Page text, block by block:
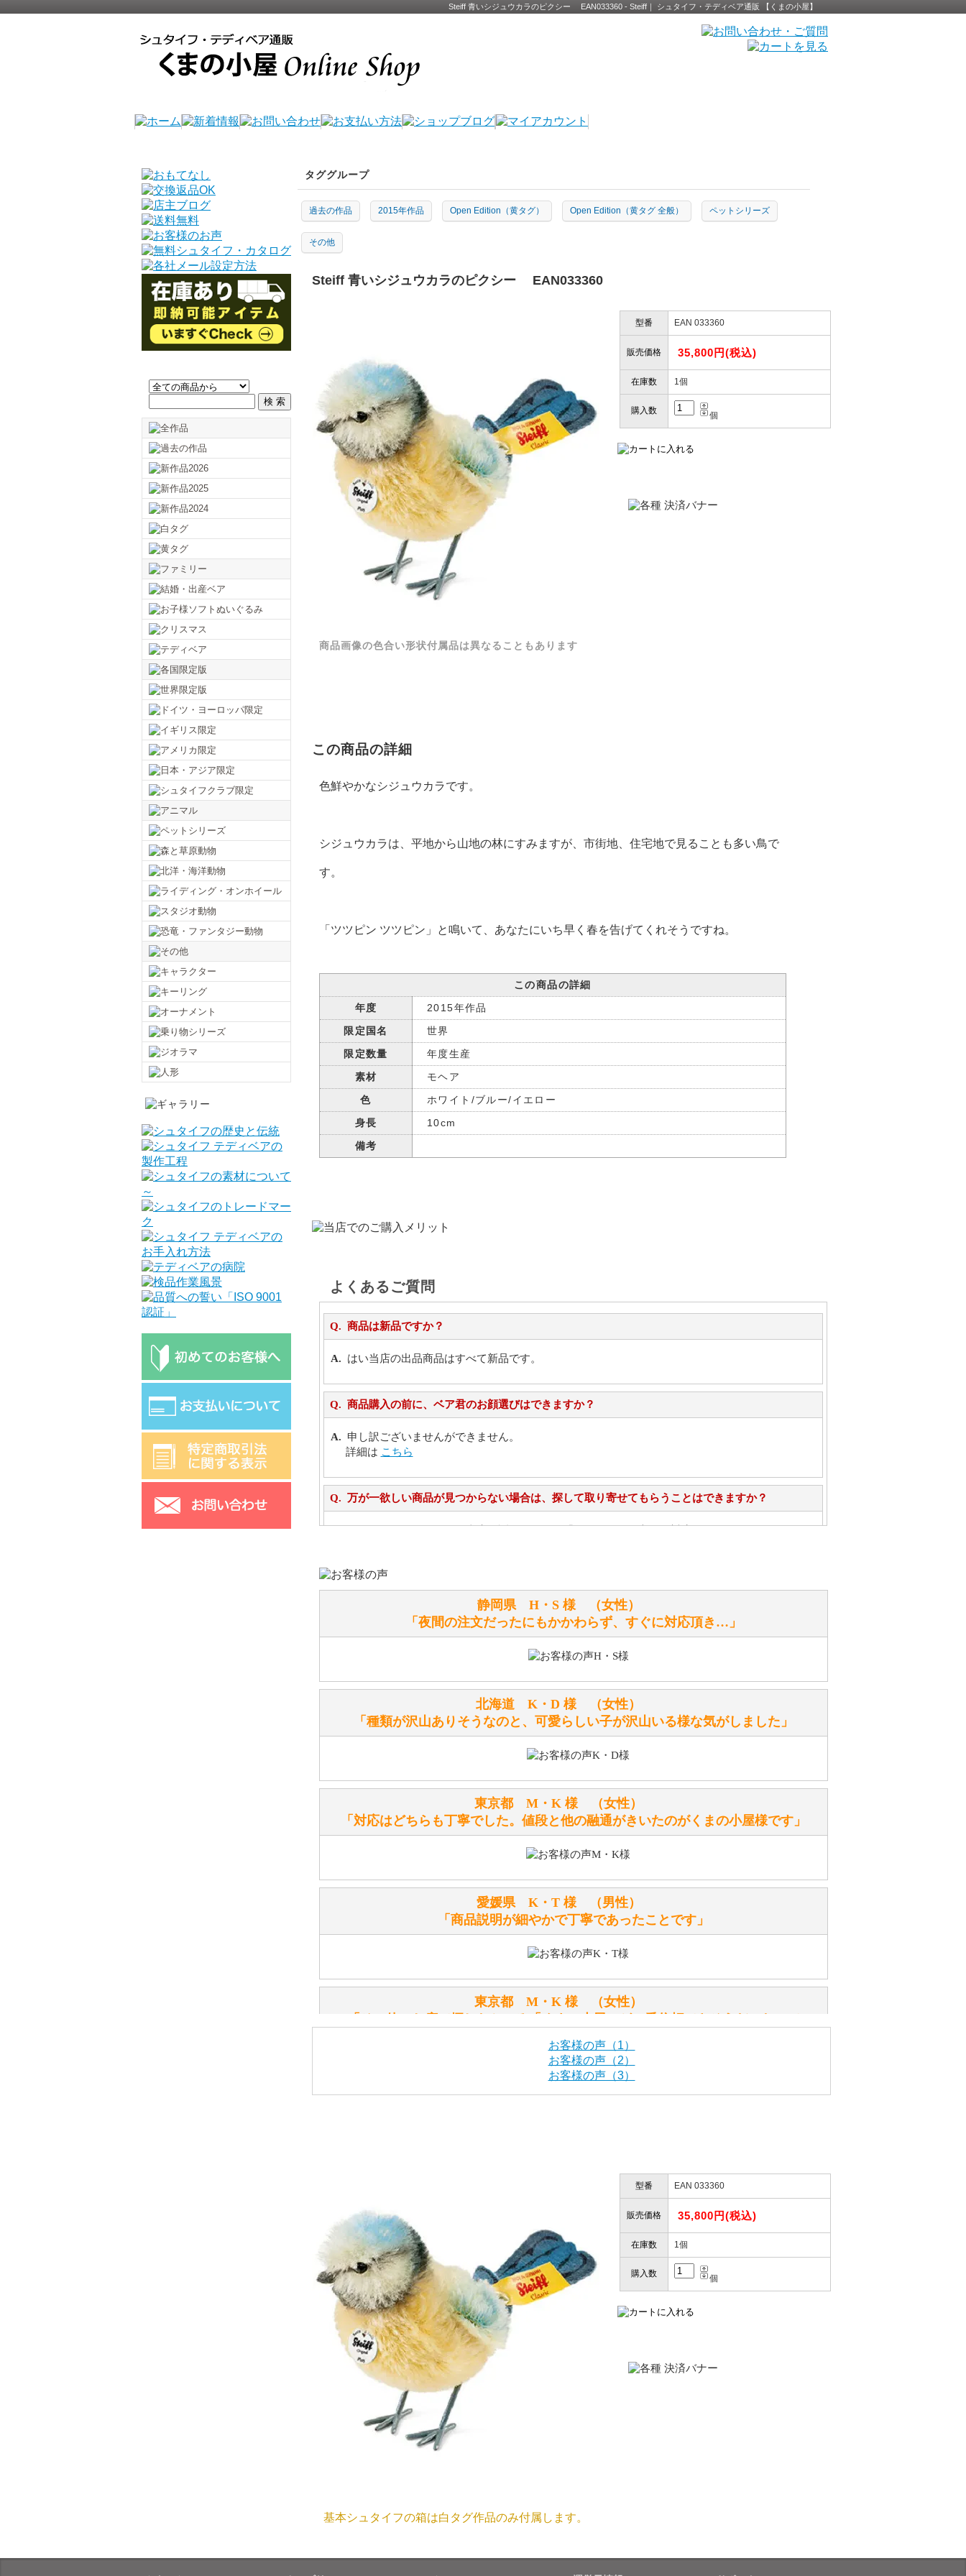
Steiff 青いシジュウカラのピクシー EAN033360 - Steiff｜ シュタイフ・テディベア通販 【くまの小屋】
タググループ
過去の作品 2015年作品 Open Edition（黄タグ） Open Edition（黄タグ 全般） ペットシリーズ
その他
Steiff 青いシジュウカラのピクシー EAN033360
商品画像の色合い形状付属品は異なることもあります
型番 EAN 033360
販売価格 35,800円(税込)
在庫数 1個
購入数 個
この商品の詳細
色鮮やかなシジュウカラです。
シジュウカラは、平地から山地の林にすみますが、市街地、住宅地で見ることも多い鳥で
す。
「ツツピン ツツピン」と鳴いて、あなたにいち早く春を告げてくれそうですね。
この商品の詳細
年度
2015年作品
限定国名
世界
限定数量
年度生産
素材
モヘア
色
ホワイト/ブルー/イエロー
身長
10cm
備考
よくあるご質問
商品は新品ですか？
はい当店の出品商品はすべて新品です。
商品購入の前に、ベア君のお顔選びはできますか？
申し訳ございませんができません。
詳細は こちら
万が一欲しい商品が見つからない場合は、探して取り寄せてもらうことはできますか？
シュタイフのぬいぐるみは洗濯できますか？ ぬいぐるみのお手入れ方法を教えてください。
洗濯できるのとできないのがあります。
こちらをご覧ください。
シリアルNO付きやクラブ限定などいろいろと意味があります。
詳しくはこちらをご覧ください。
テディベアを横にすると音が鳴ります、なぜでしょうか？
シュタイフのテディベアには、鳴くタイプのテディベアがいます。
お腹の中にグロウラーという部品を内臓しています。
体をねかせたりおこしたりすると「グーグー」と鳴くタイプを『グロウラー』といいます。
テディベアのお腹を押すと「キュッキュッ」と音が鳴ります、なぜでしょうか？
シュタイフのテディベアには、おなかを押すと「キュッキュッ」と音が鳴る『スクエーカー』が
シュタイフ社製品の実物を見ることはできますか？
当店はネット販売ですので実物をお見せすることができません。
商品は全て当店へ入荷させたのち欠品を行いお客様宅へお届けします。
関税はすべて当店にて処理しますのでお客様のご負担は一切ありません。
商品が届くまでにはどのくらいの期間がかかりますか？
国内で一度検品をしますので、決済確認後、２～４週間でのお届けとなります。
尚、オーダー注文の場合は４～８週間でのお届けとなります。
（稀に、通関手続き等に時間がかかり、納期が遅れる場合がありますので、ご了承の程よろしく
お願い致します。）
注文のキャンセルは可能ですか？
お取り寄せ商品となっておりますため、仕入先へ発注後のキャンセルは受け付けかねます。
使用しております。お買い物・お問い合わせで送信される全てのデータはSSL暗号化通信により
保護されますので、ご安心してお買い物をお楽しみください。
静岡県 H・S 様 （女性）
「夜間の注文だったにもかかわらず、すぐに対応頂き…」
北海道 K・D 様 （女性）
「種類が沢山ありそうなのと、可愛らしい子が沢山いる様な気がしました」
東京都 M・K 様 （女性）
「対応はどちらも丁寧でした。値段と他の融通がきいたのがくまの小屋様です」
愛媛県 K・T 様 （男性）
「商品説明が細やかで丁寧であったことです」
東京都 M・K 様 （女性）
千葉県 U・Y 様 （女性）
「ChatGPTを利用したところ「くまの小屋」さんを紹介され…」
埼玉県 S・W 様
「送られる際にメールなどで届けて頂きとても安心感がありました」
「取り扱っているNetショップで一番信用出来そうだった」
「ベアちゃんの紹介分が丁寧に書かれていたこと（いつの作品など）」
お客様の声（1）
お客様の声（2）
お客様の声（3）
型番 EAN 033360
販売価格 35,800円(税込)
在庫数 1個
購入数 個
基本シュタイフの箱は白タグ作品のみ付属します。